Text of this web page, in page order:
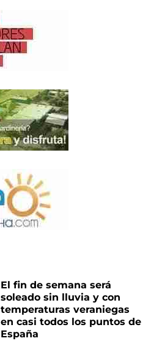
El fin de semana será
soleado sin lluvia y con
temperaturas veraniegas
en casi todos los puntos de
España